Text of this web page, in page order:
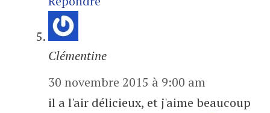
Clémentine
30 novembre 2015 à 9:00 am
il a l'air délicieux, et j'aime beaucoup